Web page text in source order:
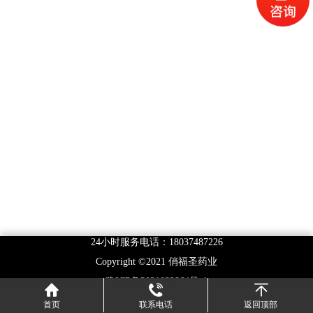
24小时服务电话：18037487226
Copyright ©2021 俏福圣药业
豫ICP备2021032864号-1
首页 联系电话 返回顶部